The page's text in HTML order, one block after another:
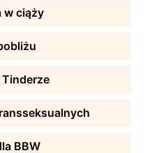
w ciąży
BBW